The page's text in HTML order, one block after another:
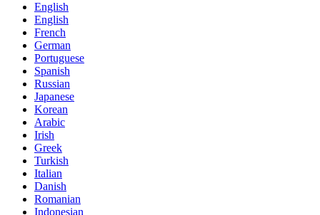
English
English
French
German
Portuguese
Spanish
Russian
Japanese
Korean
Arabic
Irish
Greek
Turkish
Italian
Danish
Romanian
Indonesian